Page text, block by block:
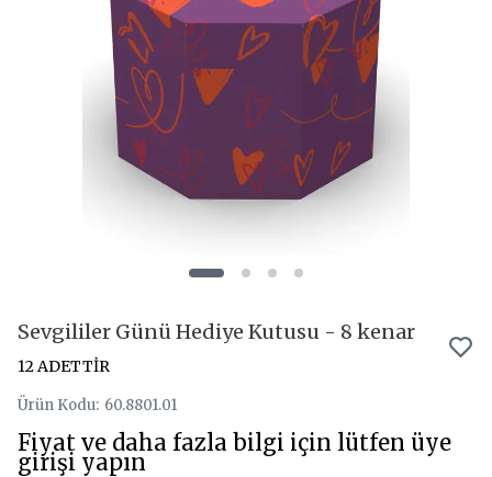
Sevgililer Günü Hediye Kutusu - 8 kenar
12 ADETTİR
Ürün Kodu: 60.8801.01
Fiyat ve daha fazla bilgi için lütfen üye
girişi yapın